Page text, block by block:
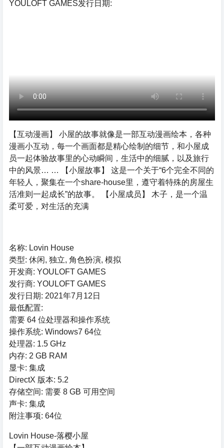
YOULOFT GAMES发行日期:
【互动漫画】 小屋的故事就像是一部互动漫画绘本，各种
漫画小互动，每一个画面都是精心绘制的细节，和小屋成
员一起体验故事里的心动瞬间，生活中的细腻，以及旅行
中的风景… … 【小屋故事】 这是一个关于“6个完全不同的
年轻人，聚集在一个share-house里，遵守着特殊的房屋生
活准则一起成长”的故事。 【小屋成员】 木子，是一个温
柔可爱，对生活的充满
名称: Lovin House
类型: 休闲, 独立, 角色扮演, 模拟
开发商: YOULOFT GAMES
发行商: YOULOFT GAMES
发行日期: 2021年7月12日
最低配置:
需要 64 位处理器和操作系统
操作系统: Windows7 64位
处理器: 1.5 GHz
内存: 2 GB RAM
显卡: 集成
DirectX 版本: 5.2
存储空间: 需要 8 GB 可用空间
声卡: 集成
附注事项: 64位
Lovin House-落樱小屋